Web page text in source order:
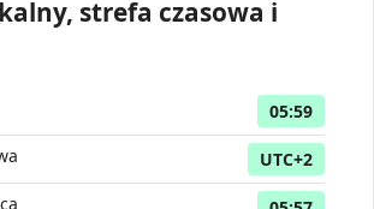
strefa czasowa i
05:59
UTC+2